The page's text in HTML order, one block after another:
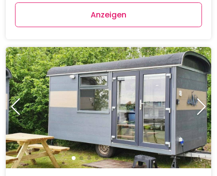
Anzeigen